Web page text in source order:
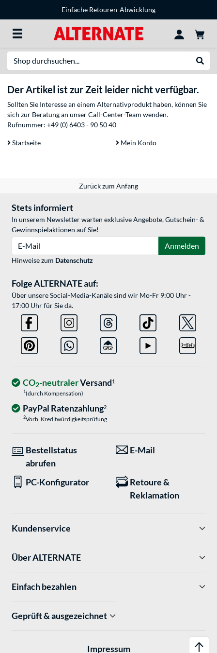
Einfache Retouren-Abwicklung
Der Artikel ist zur Zeit leider nicht verfügbar.
Sollten Sie Interesse an einem Alternativprodukt haben, können Sie
sich zur Beratung an unser Call-Center-Team wenden.
Rufnummer: +49 (0) 6403 - 90 50 40
Startseite Mein Konto
Zurück zum Anfang
Stets informiert
In unserem Newsletter warten exklusive Angebote, Gutschein- &
Gewinnspielaktionen auf Sie!
Anmelden
Hinweise zum Datenschutz
Folge ALTERNATE auf:
Über unsere Social-Media-Kanäle sind wir Mo-Fr 9:00 Uhr -
17:00 Uhr für Sie da.
CO2-neutralerVersand1
1(durch Kompensation)
PayPal Ratenzahlung2
2Vorb. Kreditwürdigkeitsprüfung
Bestellstatus
abrufen
E-Mail
PC-Konfigurator
Retoure &
Reklamation
Kundenservice
Über ALTERNATE
Einfach bezahlen
Geprüft & ausgezeichnet
Impressum